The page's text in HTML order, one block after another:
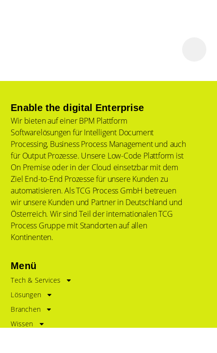
Enable the digital Enterprise
Wir bieten auf einer BPM Plattform
Softwarelösungen für Intelligent Document
Processing, Business Process Management und auch
für Output Prozesse. Unsere Low-Code Plattform ist
On Premise oder in der Cloud einsetzbar mit dem
Ziel End-to-End Prozesse für unsere Kunden zu
automatisieren. Als TCG Process GmbH betreuen
wir unsere Kunden und Partner in Deutschland und
Österreich. Wir sind Teil der internationalen TCG
Process Gruppe mit Standorten auf allen
Kontinenten.
Menü
Tech & Services
Lösungen
Branchen
Wissen